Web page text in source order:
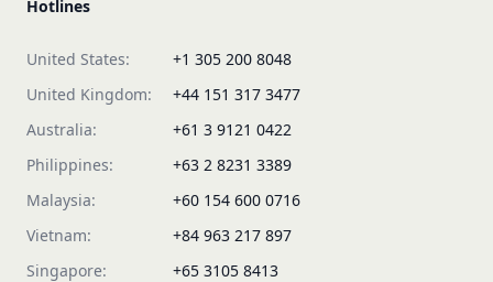
Hotlines
United States:
+1 305 200 8048
United Kingdom:
+44 151 317 3477
Australia:
+61 3 9121 0422
Philippines:
+63 2 8231 3389
Malaysia:
+60 154 600 0716
Vietnam:
+84 963 217 897
Singapore:
+65 3105 8413